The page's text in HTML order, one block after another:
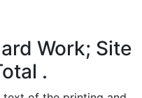
Work; Site
.